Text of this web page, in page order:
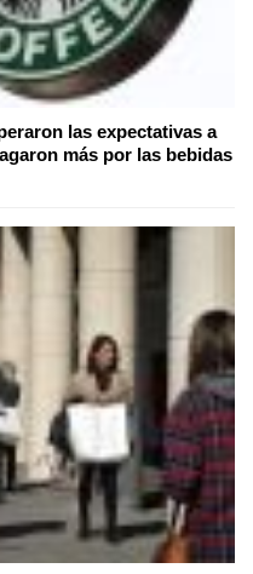
las expectativas a
más por las bebidas